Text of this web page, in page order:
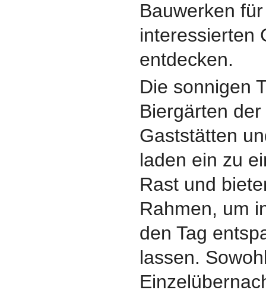
Bauwerken
interessierten
entdecken.
Die sonnigen
Biergärten
Gaststätten
laden ein zu
Rast und
Rahmen, um
den Tag
lassen.